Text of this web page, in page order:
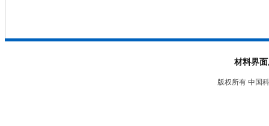
材料界
版权所有 中国